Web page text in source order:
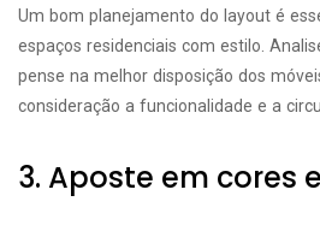
Um bom planejamento do layout é
espaços residenciais com estilo.
pense na melhor disposição dos
consideração a funcionalidade e a
3. Aposte em cores